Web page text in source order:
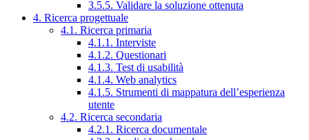
3.5.5. Validare la soluzione ottenuta
4. Ricerca progettuale
4.1. Ricerca primaria
4.1.1. Interviste
4.1.2. Questionari
4.1.3. Test di usabilità
4.1.4. Web analytics
4.1.5. Strumenti di mappatura dell’esperienza
utente
4.2. Ricerca secondaria
4.2.1. Ricerca documentale